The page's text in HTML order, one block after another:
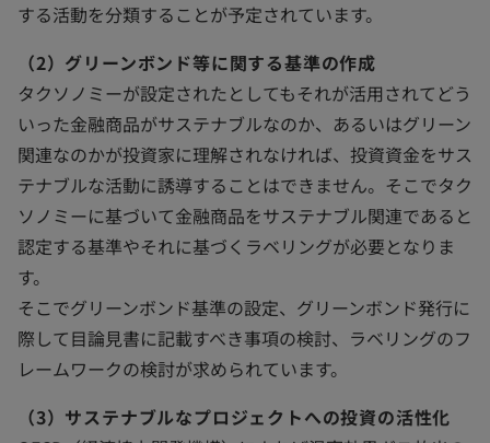
する活動を分類することが予定されています。
（2）グリーンボンド等に関する基準の作成
タクソノミーが設定されたとしてもそれが活用されてどう
いった金融商品がサステナブルなのか、あるいはグリーン
関連なのかが投資家に理解されなければ、投資資金をサス
テナブルな活動に誘導することはできません。そこでタク
ソノミーに基づいて金融商品をサステナブル関連であると
認定する基準やそれに基づくラベリングが必要となりま
す。
そこでグリーンボンド基準の設定、グリーンボンド発行に
際して目論見書に記載すべき事項の検討、ラベリングのフ
レームワークの検討が求められています。
（3）サステナブルなプロジェクトへの投資の活性化